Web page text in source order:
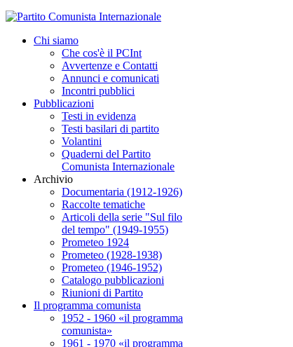
Chi siamo
Che cos'è il PCInt
Avvertenze e Contatti
Annunci e comunicati
Incontri pubblici
Pubblicazioni
Testi in evidenza
Testi basilari di partito
Volantini
Quaderni del Partito
Comunista Internazionale
Archivio
Documentaria (1912-1926)
Raccolte tematiche
Articoli della serie "Sul filo
del tempo" (1949-1955)
Prometeo 1924
Prometeo (1928-1938)
Prometeo (1946-1952)
Catalogo pubblicazioni
Riunioni di Partito
Il programma comunista
1952 - 1960 «il programma
comunista»
1961 - 1970 «il programma